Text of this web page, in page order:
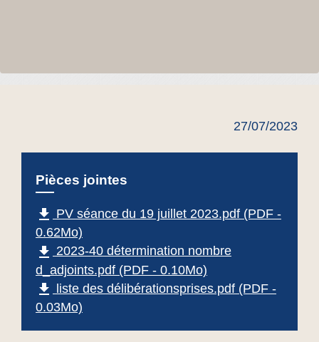
27/07/2023
Pièces jointes
file_download PV séance du 19 juillet 2023.pdf (PDF -
0.62Mo)
file_download 2023-40 détermination nombre
d_adjoints.pdf (PDF - 0.10Mo)
file_download liste des délibérationsprises.pdf (PDF -
0.03Mo)